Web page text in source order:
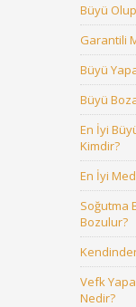
Büyü Olup
Garantili
Büyü
Büyü
En İyi
Kimdir?
En İyi
Soğutma
Bozulur?
Vefk
Nedir?